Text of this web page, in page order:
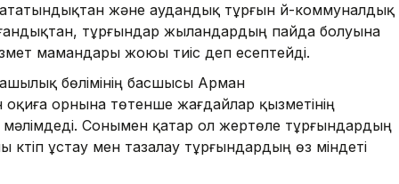
және аудандық тұрғын үй-коммуналдық
тұрғындар жыландардың пайда болуына
мамандары жоюы тиіс деп есептейді.
бөлімінің басшысы Арман
оқиға орнына төтенше жағдайлар қызметінің
Сонымен қатар ол жертөле тұрғындардың
ұстау мен тазалау тұрғындардың өз міндеті